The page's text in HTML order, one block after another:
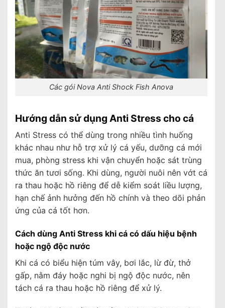
Các gói Nova Anti Shock Fish Anova
Hướng dẫn sử dụng Anti Stress cho cá
Anti Stress có thể dùng trong nhiều tình huống
khác nhau như hỗ trợ xử lý cá yếu, dưỡng cá mới
mua, phòng stress khi vận chuyển hoặc sát trùng
thức ăn tươi sống. Khi dùng, người nuôi nên vớt cá
ra thau hoặc hồ riêng để dễ kiểm soát liều lượng,
hạn chế ảnh hưởng đến hồ chính và theo dõi phản
ứng của cá tốt hơn.
Cách dùng Anti Stress khi cá có dấu hiệu bệnh
hoặc ngộ độc nước
Khi cá có biểu hiện túm vây, bơi lắc, lừ đừ, thở
gấp, nằm đáy hoặc nghi bị ngộ độc nước, nên
tách cá ra thau hoặc hồ riêng để xử lý.